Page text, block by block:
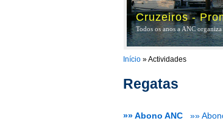
Cruzeiros -
Todos os anos a ANC
You are here
Início » Actividades
Regatas
»» Abono ANC »»